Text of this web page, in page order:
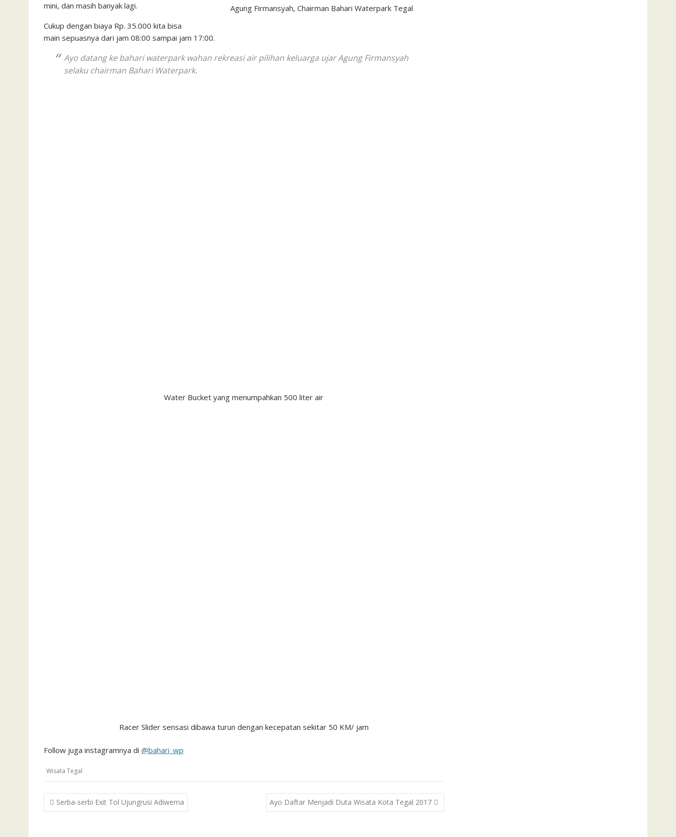
Agung Firmansyah, Chairman Bahari Waterpark Tegal
mini, dan masih banyak lagi.
Cukup dengan biaya Rp. 35.000 kita bisa
main sepuasnya dari jam 08:00 sampai jam 17:00.
Ayo datang ke bahari waterpark wahan rekreasi air pilihan keluarga ujar Agung Firmansyah
selakuchairman Bahari Waterpark.
Water Bucket yang menumpahkan 500 liter air
Racer Slider sensasi dibawa turun dengan kecepatan sekitar 50 KM/ jam
Follow juga instagramnya di @bahari_wp
Wisata Tegal
Post
navigation
Serba-serbi Exit Tol Ujungrusi Adiwerna Ayo Daftar Menjadi Duta Wisata Kota Tegal 2017